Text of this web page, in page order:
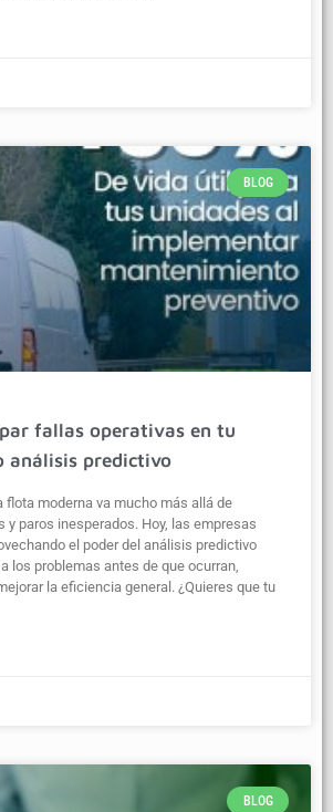
BLOG
fallas operativas en tu
análisis predictivo
flota moderna va mucho más allá de
y paros inesperados. Hoy, las empresas
el poder del análisis predictivo
los problemas antes de que ocurran,
la eficiencia general. ¿Quieres que tu
BLOG